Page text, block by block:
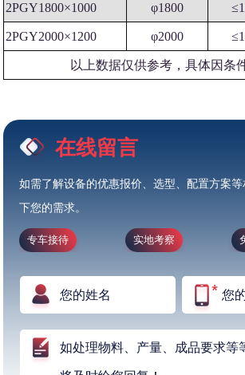
2PGY1800×1000 φ1800
2PGY2000×1200 φ2000
以上数据仅供参考，具体因条
在线留言
如需了解设备的优惠报价、选型、配置方案
下您的需求。
专车接待 实地考察